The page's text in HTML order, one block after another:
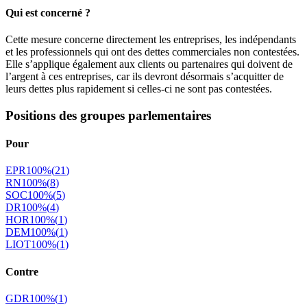
Qui est concerné ?
Cette mesure concerne directement les entreprises, les indépendants
et les professionnels qui ont des dettes commerciales non contestées.
Elle s’applique également aux clients ou partenaires qui doivent de
l’argent à ces entreprises, car ils devront désormais s’acquitter de
leurs dettes plus rapidement si celles-ci ne sont pas contestées.
Positions des groupes parlementaires
Pour
EPR100%(21)
RN100%(8)
SOC100%(5)
DR100%(4)
HOR100%(1)
DEM100%(1)
LIOT100%(1)
Contre
GDR100%(1)